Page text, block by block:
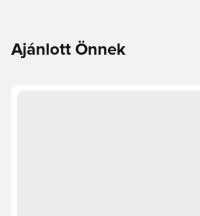
Ajánlott Önnek